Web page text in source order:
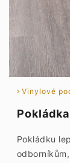
Vinylové
Pokládku